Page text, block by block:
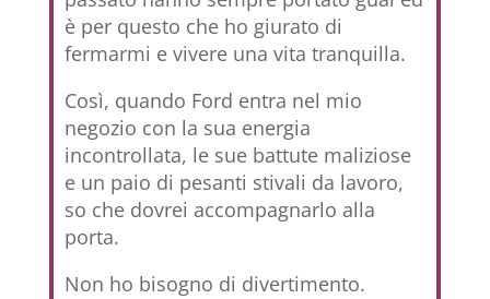
è per questo che ho giurato di
fermarmi e vivere una vita tranquilla.
Così, quando Ford entra nel mio
negozio con la sua energia
incontrollata, le sue battute maliziose
e un paio di pesanti stivali da lavoro,
so che dovrei accompagnarlo alla
porta.
Non ho bisogno di divertimento.